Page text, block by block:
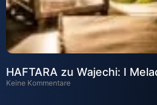
HAFTARA zu Wajechi: I
Keine Kommentare